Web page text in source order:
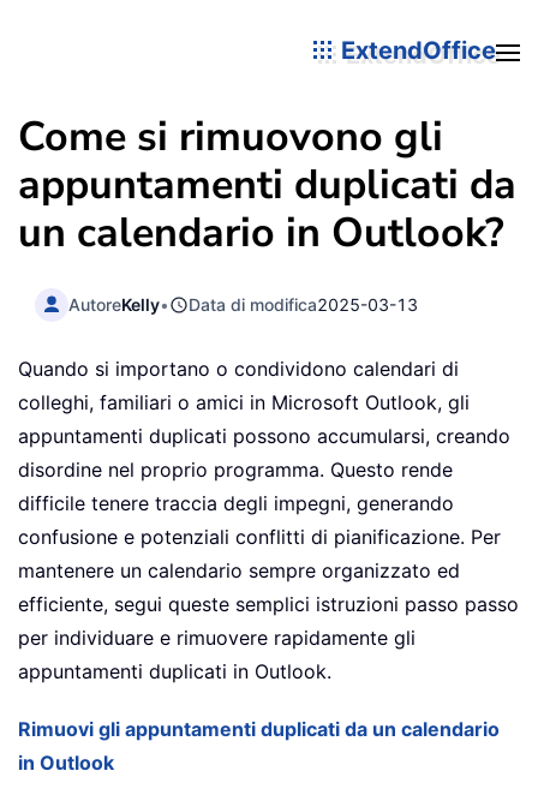
ExtendOffice
Come si rimuovono gli
appuntamenti duplicati da
un calendario in Outlook?
AutoreKelly• Data di modifica2025-03-13
Quando si importano o condividono calendari di
colleghi, familiari o amici in Microsoft Outlook, gli
appuntamenti duplicati possono accumularsi, creando
disordine nel proprio programma. Questo rende
difficile tenere traccia degli impegni, generando
confusione e potenziali conflitti di pianificazione. Per
mantenere un calendario sempre organizzato ed
efficiente, segui queste semplici istruzioni passo passo
per individuare e rimuovere rapidamente gli
appuntamenti duplicati in Outlook.
Rimuovi gli appuntamenti duplicati da un calendario
in Outlook